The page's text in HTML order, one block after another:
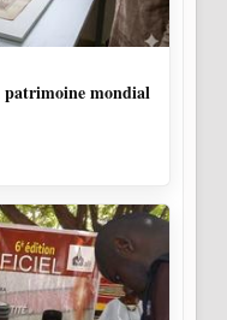
patrimoine mondial